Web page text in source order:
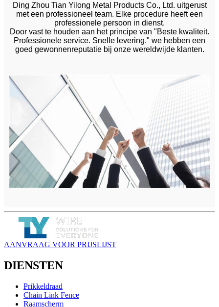
Ding Zhou Tian Yilong Metal Products Co., Ltd. uitgerust
met een professioneel team. Elke procedure heeft een
professionele persoon in dienst.
Door vast te houden aan het principe van "Beste kwaliteit.
Professionele service. Snelle levering." we hebben een
goed gewonnenreputatie bij onze wereldwijde klanten.
AANVRAAG VOOR PRIJSLIJST
DIENSTEN
Prikkeldraad
Chain Link Fence
Raamscherm